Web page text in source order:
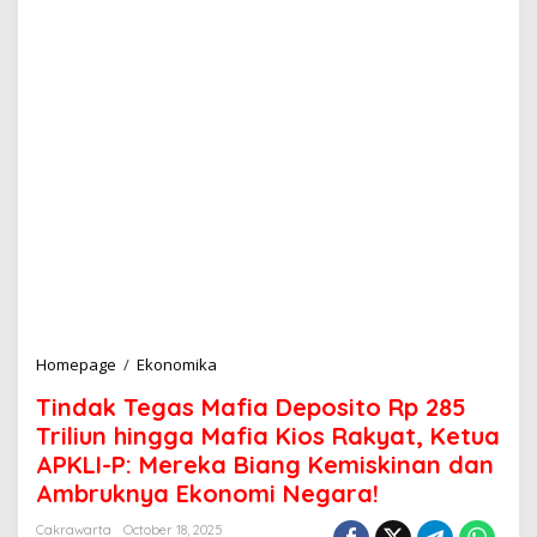
Homepage / Ekonomika
n
d
a
k
T
Tindak Tegas Mafia Deposito Rp 285
Triliun hingga Mafia Kios Rakyat, Ketua
APKLI-P: Mereka Biang Kemiskinan dan
Ambruknya Ekonomi Negara!
Cakrawarta
October 18, 2025